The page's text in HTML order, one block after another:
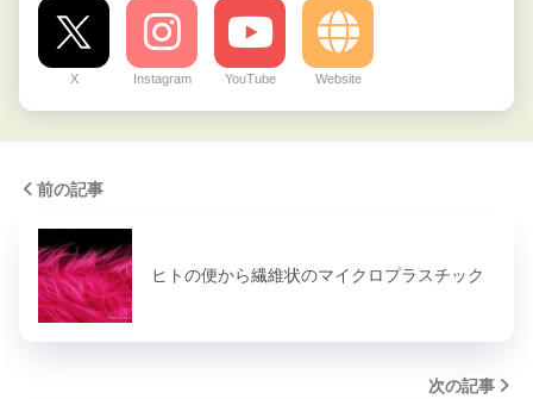
X Instagram YouTube Website
前の記事
ヒトの便から繊維状のマイクロプラスチック
次の記事